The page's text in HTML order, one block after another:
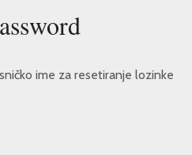
ime za resetiranje lozinke